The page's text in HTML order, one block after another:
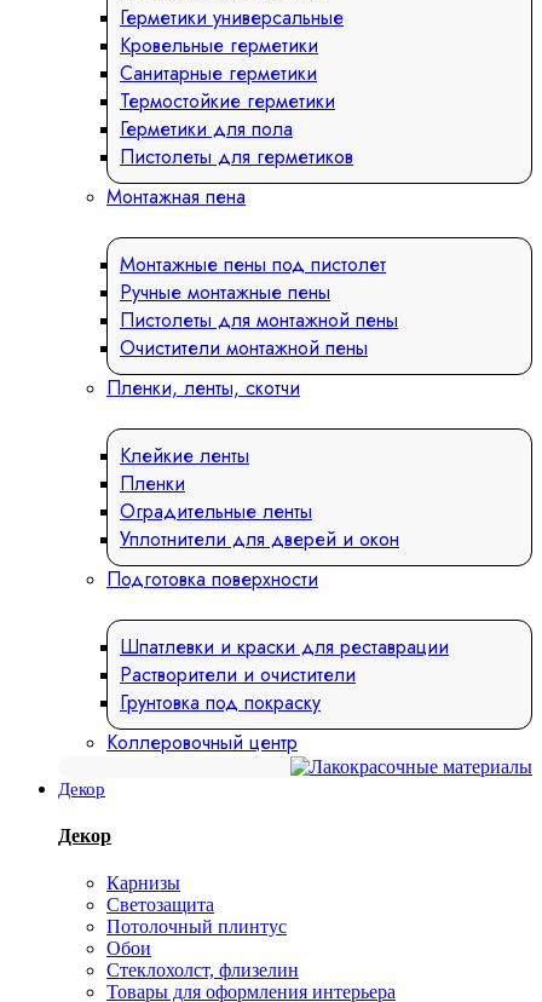
Герметики универсальные
Кровельные герметики
Санитарные герметики
Термостойкие герметики
Герметики для пола
Пистолеты для герметиков
Монтажная пена
Монтажные пены под пистолет
Ручные монтажные пены
Пистолеты для монтажной пены
Очистители монтажной пены
Пленки, ленты, скотчи
Клейкие ленты
Пленки
Оградительные ленты
Уплотнители для дверей и окон
Подготовка поверхности
Шпатлевки и краски для реставрации
Растворители и очистители
Грунтовка под покраску
Коллеровочный центр
Декор
Декор
Карнизы
Светозащита
Потолочный плинтус
Обои
Стеклохолст, флизелин
Товары для оформления интерьера